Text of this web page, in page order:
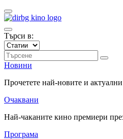
Търси в:
Новини
Прочетете най-новите и
Очаквани
Най-чаканите кино премиери
Програма